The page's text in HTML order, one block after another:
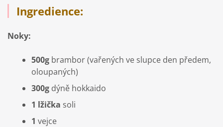
Ingredience:
Noky:
500g brambor (vařených ve slupce den předem,
oloupaných)
300g dýně hokkaido
1 lžička soli
1 vejce